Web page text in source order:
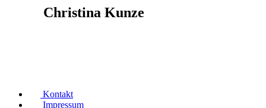
Christina Kunze
Kontakt
Impressum